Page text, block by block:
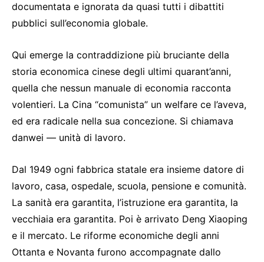
documentata e ignorata da quasi tutti i dibattiti
pubblici sull’economia globale.
Qui emerge la contraddizione più bruciante della
storia economica cinese degli ultimi quarant’anni,
quella che nessun manuale di economia racconta
volentieri. La Cina “comunista” un welfare ce l’aveva,
ed era radicale nella sua concezione. Si chiamava
danwei — unità di lavoro.
Dal 1949 ogni fabbrica statale era insieme datore di
lavoro, casa, ospedale, scuola, pensione e comunità.
La sanità era garantita, l’istruzione era garantita, la
vecchiaia era garantita. Poi è arrivato Deng Xiaoping
e il mercato. Le riforme economiche degli anni
Ottanta e Novanta furono accompagnate dallo